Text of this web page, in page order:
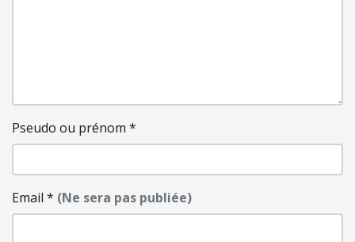
Pseudo ou prénom *
Email * (Ne sera pas publiée)